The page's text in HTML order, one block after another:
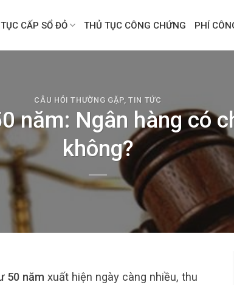
CẤP SỔ ĐỎ THỦ TỤC CÔNG CHỨNG PHÍ
CÂU HỎI THƯỜNG GẶP,TIN TỨC
năm: Ngân hàng có
không?
50 năm xuất hiện ngày càng nhiều, thu